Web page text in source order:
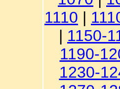
1110 |
| 1150-
1190-
1230-